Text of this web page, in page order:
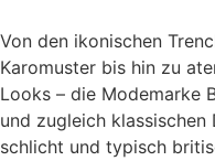
Von den ikonischen
Karomuster bis hin zu
Looks – die Modemarke
und zugleich klassischen
schlicht und typisch